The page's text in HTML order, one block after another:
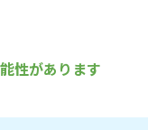
性があります